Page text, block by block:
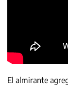
El almirante